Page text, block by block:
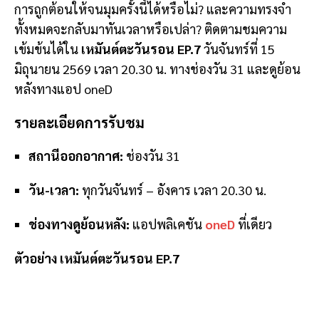
การถูกต้อนให้จนมุมครั้งนี้ได้หรือไม่? และความทรงจำ
ทั้งหมดจะกลับมาทันเวลาหรือเปล่า? ติดตามชมความ
เข้มข้นได้ใน เหมันต์ตะวันรอน EP.7วันจันทร์ที่ 15
มิถุนายน 2569 เวลา 20.30 น. ทางช่องวัน 31 และดูย้อน
หลังทางแอป oneD
รายละเอียดการรับชม
สถานีออกอากาศ: ช่องวัน 31
วัน-เวลา: ทุกวันจันทร์ – อังคาร เวลา 20.30 น.
ช่องทางดูย้อนหลัง: แอปพลิเคชัน oneD ที่เดียว
ตัวอย่าง เหมันต์ตะวันรอน EP.7